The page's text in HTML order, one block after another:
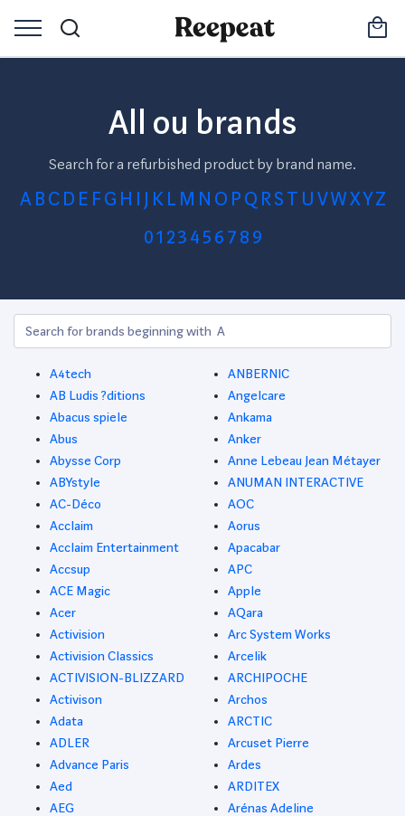
All ou brands
Search for a refurbished product by brand name.
A B C D E F G H I J K L M N O P Q RS T U VWXYZ
01 23 45 6 7 8 9
A4tech
AB Ludis ?ditions
Abacus spiele
Abus
Abysse Corp
ABYstyle
AC-Déco
Acclaim
Acclaim Entertainment
Accsup
ACE Magic
Acer
Activision
Activision Classics
ACTIVISION-BLIZZARD
Activison
Adata
ADLER
Advance Paris
Aed
AEG
ANBERNIC
Angelcare
Ankama
Anker
Anne Lebeau Jean Métayer
ANUMAN INTERACTIVE
AOC
Aorus
Apacabar
APC
Apple
AQara
Arc System Works
Arcelik
ARCHIPOCHE
Archos
ARCTIC
Arcuset Pierre
Ardes
ARDITEX
Arénas Adeline